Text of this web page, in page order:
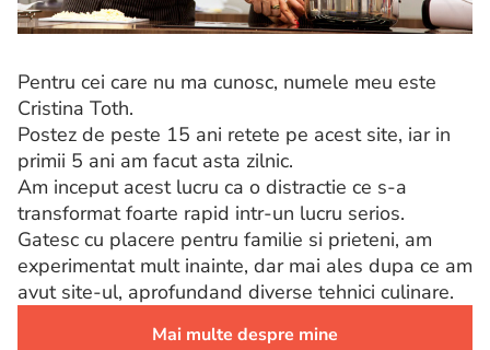
Pentru cei care nu ma cunosc, numele meu este
Cristina Toth.
Postez de peste 15 ani retete pe acest site, iar in
primii 5 ani am facut asta zilnic.
Am inceput acest lucru ca o distractie ce s-a
transformat foarte rapid intr-un lucru serios.
Gatesc cu placere pentru familie si prieteni, am
experimentat mult inainte, dar mai ales dupa ce am
avut site-ul, aprofundand diverse tehnici culinare.
Mai multe despre mine